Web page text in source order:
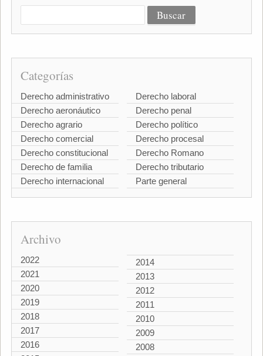
Categorías
Derecho administrativo
Derecho aeronáutico
Derecho agrario
Derecho comercial
Derecho constitucional
Derecho de familia
Derecho internacional
Derecho laboral
Derecho penal
Derecho político
Derecho procesal
Derecho Romano
Derecho tributario
Parte general
Archivo
2022
2021
2020
2019
2018
2017
2016
2014
2013
2012
2011
2010
2009
2008